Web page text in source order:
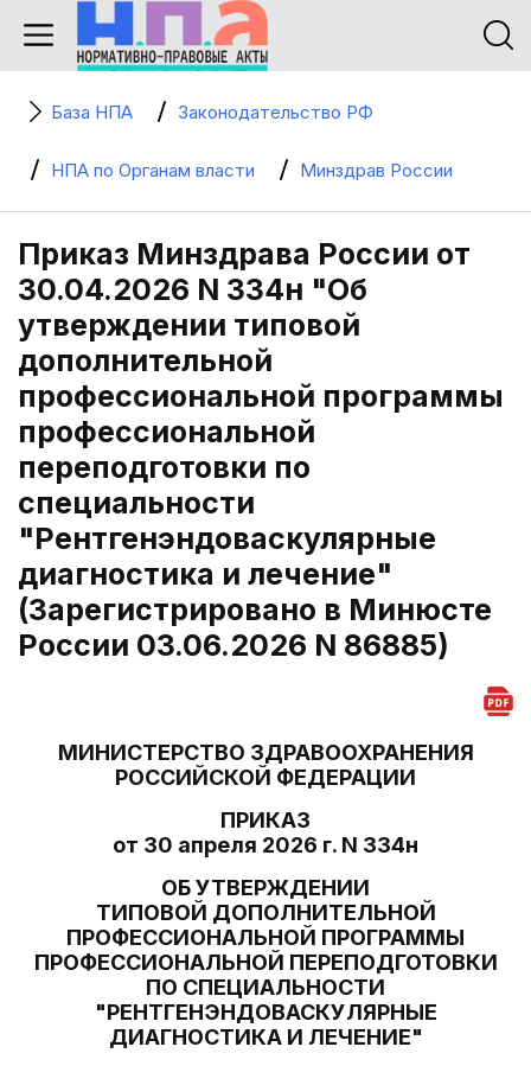
База НПА Законодательство РФ
НПА по Органам власти Минздрав России
Приказ Минздрава России от
30.04.2026 N 334н "Об
утверждении типовой
дополнительной
профессиональной программы
профессиональной
переподготовки по
специальности
"Рентгенэндоваскулярные
диагностика и лечение"
(Зарегистрировано в Минюсте
России 03.06.2026 N 86885)
МИНИСТЕРСТВО ЗДРАВООХРАНЕНИЯ
РОССИЙСКОЙ ФЕДЕРАЦИИ
ПРИКАЗ
от 30 апреля 2026 г. N 334н
ОБ УТВЕРЖДЕНИИ
ТИПОВОЙ ДОПОЛНИТЕЛЬНОЙ
ПРОФЕССИОНАЛЬНОЙ ПРОГРАММЫ
ПРОФЕССИОНАЛЬНОЙ ПЕРЕПОДГОТОВКИ
ПО СПЕЦИАЛЬНОСТИ
"РЕНТГЕНЭНДОВАСКУЛЯРНЫЕ
ДИАГНОСТИКА И ЛЕЧЕНИЕ"